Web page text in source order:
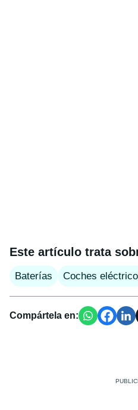
Este artículo trata
Baterías Coches
Compártela en: